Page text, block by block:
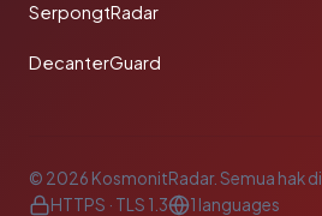
SerpongtRadar
DecanterGuard
© 2026 KosmonitRadar. Semua hak
HTTPS · TLS 1.3
1 languages